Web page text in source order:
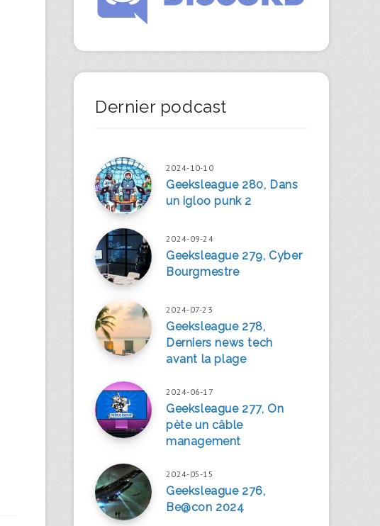
Dernier podcast
2024-10-10
Geeksleague 280, Dans
un igloo punk 2
2024-09-24
Geeksleague 279, Cyber
Bourgmestre
2024-07-23
Geeksleague 278,
Derniers news tech
avant la plage
2024-06-17
Geeksleague 277, On
pète un câble
management
2024-05-15
Geeksleague 276,
Be@con 2024